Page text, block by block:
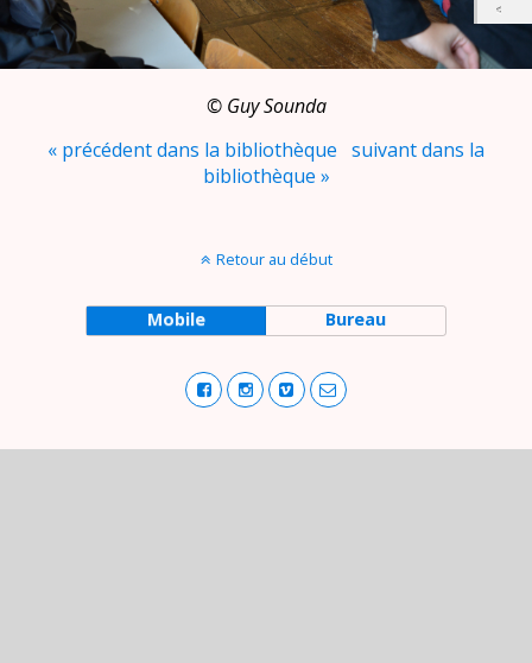
© Guy Sounda
« précédent dans la bibliothèque suivant dans la
bibliothèque »
Retour au début
Mobile Bureau